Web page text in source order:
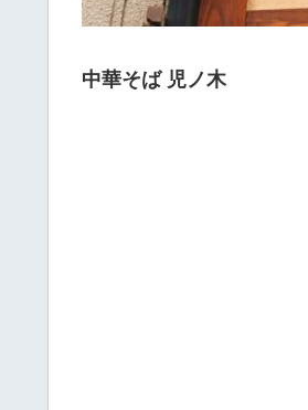
中華そば 児ノ木